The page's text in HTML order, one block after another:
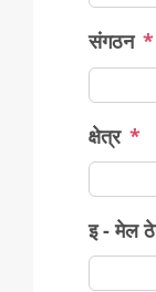
संगठन *
क्षेत्र *
इ - मेल